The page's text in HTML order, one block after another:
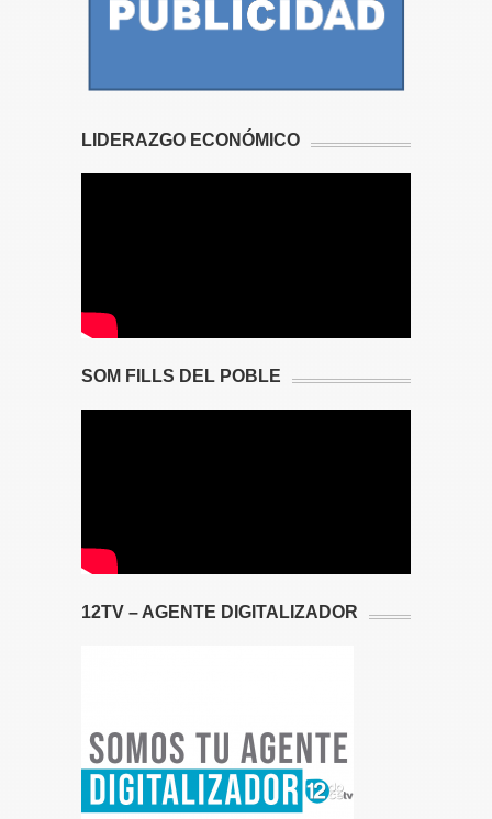
LIDERAZGO ECONÓMICO
SOM FILLS DEL POBLE
12TV – AGENTE DIGITALIZADOR